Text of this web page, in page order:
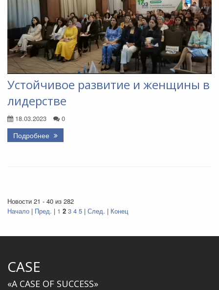
Устойчивое развитие и женщины в
лидерстве
18.03.2023 0
Подробнее
Новости 21 - 40 из 282
Начало | Пред. | 1 2 3 4 5 | След. | Конец
CASE
«A CASE OF SUCCESS»